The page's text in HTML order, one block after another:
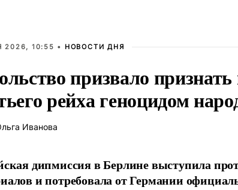
10:55 • НОВОСТИ ДНЯ
призвало
рейха геноцидом
Иванова
дипмиссия в Берлине выступила
и потребовала от Германии